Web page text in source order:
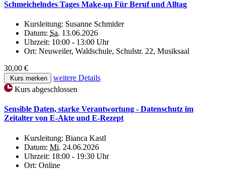
Schmeichelndes Tages Make-up Für Beruf und Alltag
Kursleitung: Susanne Schmider
Datum: Sa. 13.06.2026
Uhrzeit: 10:00 - 13:00 Uhr
Ort: Neuweiler, Waldschule, Schulstr. 22, Musiksaal
30,00 €
Kurs merken
weitere Details
Kurs abgeschlossen
Sensible Daten, starke Verantwortung - Datenschutz im
Zeitalter von E-Akte und E-Rezept
Kursleitung: Bianca Kastl
Datum: Mi. 24.06.2026
Uhrzeit: 18:00 - 19:30 Uhr
Ort: Online